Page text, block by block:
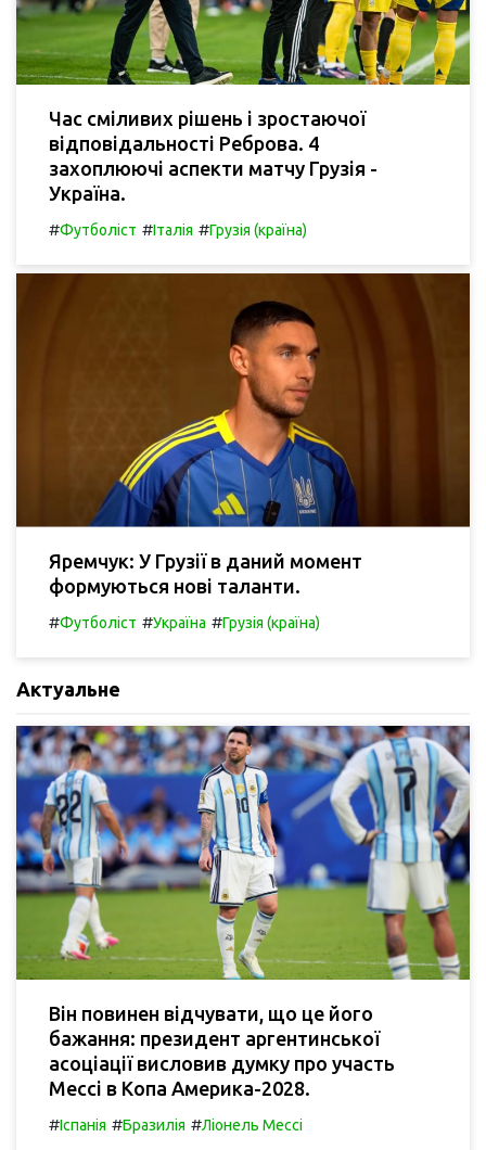
Час сміливих рішень і зростаючої
відповідальності Реброва. 4
захоплюючі аспекти матчу Грузія -
Україна.
#Футболіст #Італія #Грузія (країна)
Яремчук: У Грузії в даний момент
формуються нові таланти.
#Футболіст #Україна #Грузія (країна)
Актуальне
Він повинен відчувати, що це його
бажання: президент аргентинської
асоціації висловив думку про участь
Мессі в Копа Америка-2028.
#Іспанія #Бразилія #Ліонель Мессі